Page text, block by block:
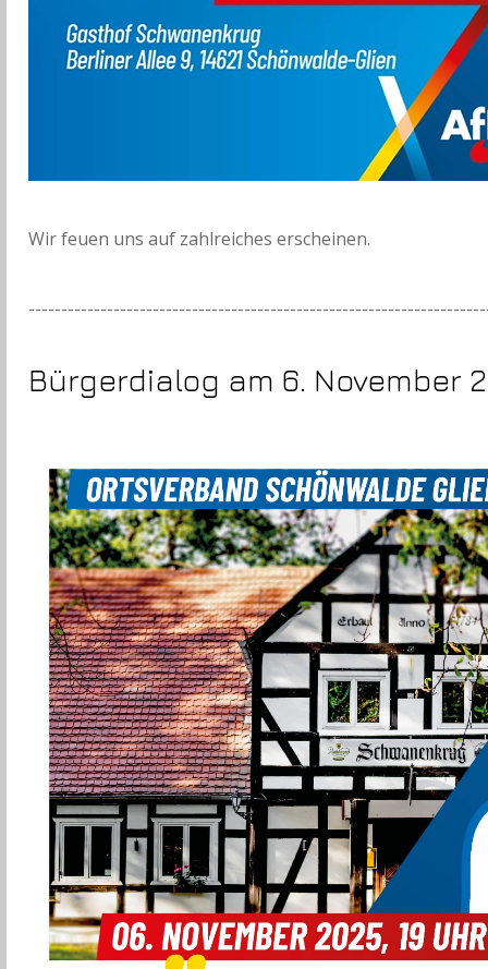
Wir feuen uns auf zahlreiches erscheinen.
Bürgerdialog am 6. November